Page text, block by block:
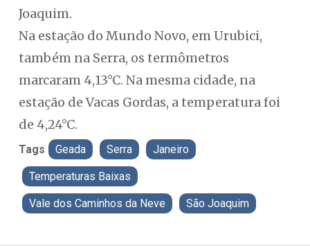
Joaquim.
Na estação do Mundo Novo, em Urubici,
também na Serra, os termômetros
marcaram 4,13°C. Na mesma cidade, na
estação de Vacas Gordas, a temperatura foi
de 4,24°C.
Tags Geada Serra Janeiro
Temperaturas Baixas
Vale dos Caminhos da Neve São Joaquim